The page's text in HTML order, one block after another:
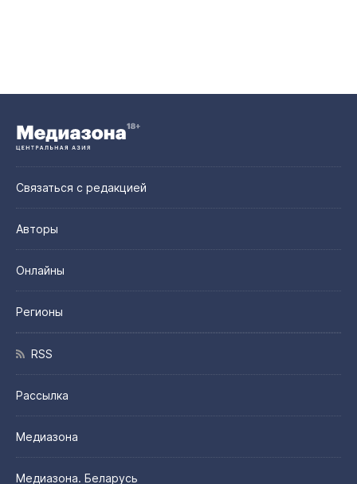
Связаться с редакцией
Авторы
Онлайны
Регионы
RSS
Рассылка
Медиазона
Медиазона. Беларусь